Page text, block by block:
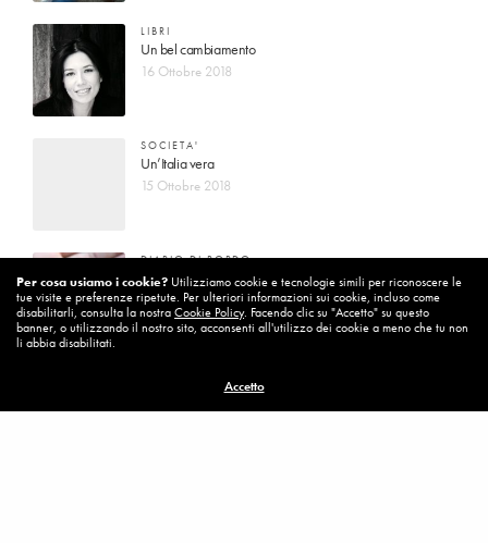
LIBRI
Un bel cambiamento
16 Ottobre 2018
SOCIETA'
Un’Italia vera
15 Ottobre 2018
DIARIO DI BORDO
La vita vince sempre
8 Ottobre 2018
Per cambiare ci vuole coraggio
8 Ottobre 2018
Per cosa usiamo i cookie? Utilizziamo cookie e tecnologie simili per riconoscere le
tue visite e preferenze ripetute. Per ulteriori informazioni sui cookie, incluso come
disabilitarli, consulta la nostraCookie Policy. Facendo clic su "Accetto" su questo
banner, o utilizzando il nostro sito, acconsenti all'utilizzo dei cookie a meno che tu non
li abbia disabilitati.
Accetto